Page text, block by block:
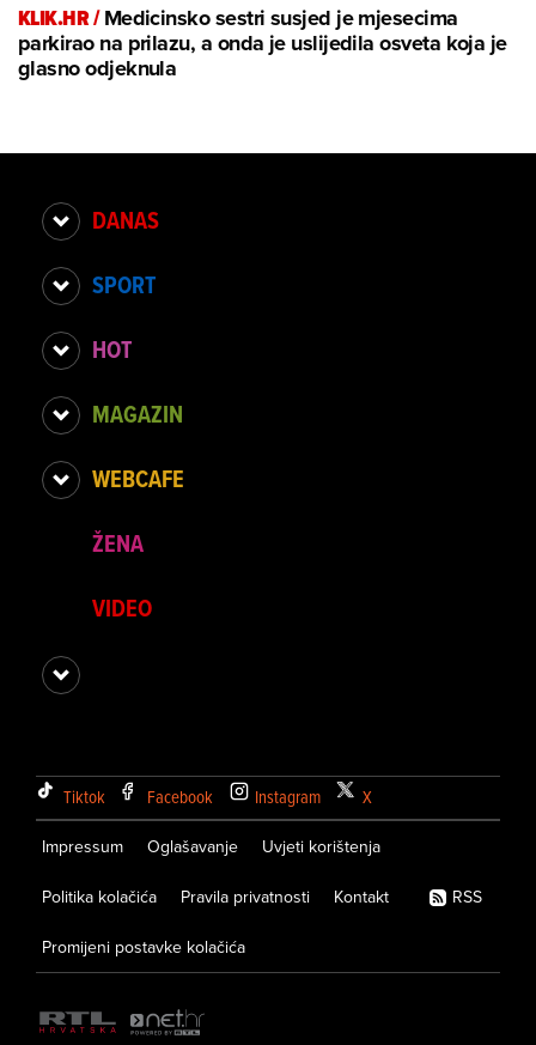
KLIK.HR /Medicinsko sestri susjed je mjesecima
parkirao na prilazu, a onda je uslijedila osveta koja je
glasno odjeknula
DANAS
SPORT
HOT
MAGAZIN
WEBCAFE
ŽENA
VIDEO
Tiktok Facebook Instagram X
Impressum Oglašavanje Uvjeti korištenja
Politika kolačića Pravila privatnosti Kontakt
Promijeni postavke kolačića
RSS